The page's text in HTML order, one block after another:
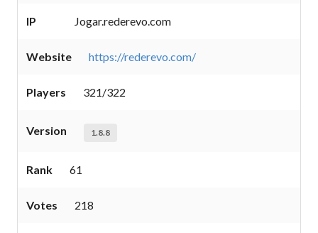
IP Jogar.rederevo.com
Website https://rederevo.com/
Players 321/322
Version 1.8.8
Rank 61
Votes 218